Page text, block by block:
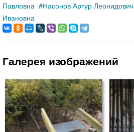
Павловна
Насонов Артур Леонидович
Ивановна
Галерея изображений